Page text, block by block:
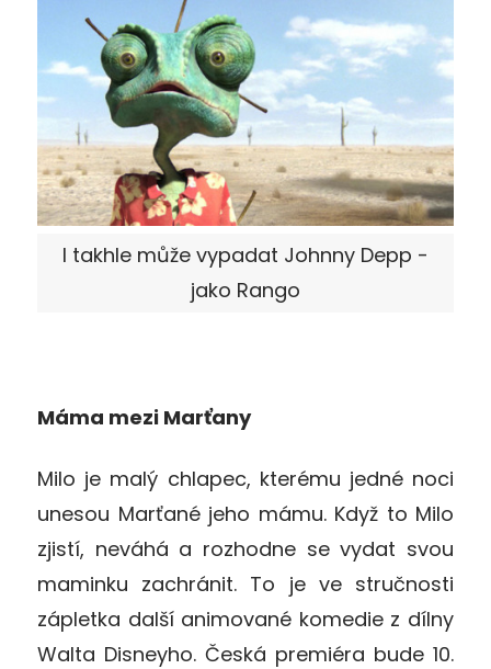
I takhle může vypadat Johnny Depp -
jako Rango
Máma mezi Marťany
Milo je malý chlapec, kterému jedné noci
unesou Marťané jeho mámu. Když to Milo
zjistí, neváhá a rozhodne se vydat svou
maminku zachránit. To je ve stručnosti
zápletka další animované komedie z dílny
Walta Disneyho. Česká premiéra bude 10.